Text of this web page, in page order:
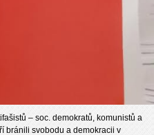
– soc. demokratů, komunistů a
bránili svobodu a demokracii v